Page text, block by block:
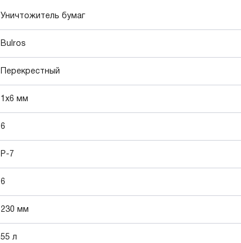
Уничтожитель бумаг
Bulros
Перекрестный
1x6 мм
6
P-7
6
230 мм
55 л